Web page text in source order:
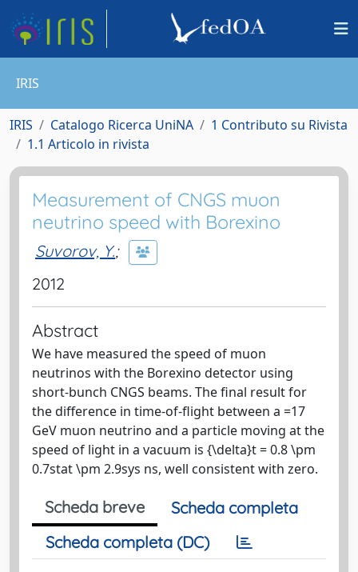
IRIS
IRIS Catalogo Ricerca UniNA
1 Contributo su Rivista
1.1 Articolo in rivista
Measurement of CNGS muon
neutrino speed with Borexino
Suvorov, Y.;
2012
Abstract
We have measured the speed of muon
neutrinos with the Borexino detector using
short-bunch CNGS beams. The final result for
the difference in time-of-flight between a =17
GeV muon neutrino and a particle moving at the
speed of light in a vacuum is {\delta}t = 0.8 \pm
0.7stat \pm 2.9sys ns, well consistent with zero.
Scheda breve
Scheda completa
Scheda completa (DC)